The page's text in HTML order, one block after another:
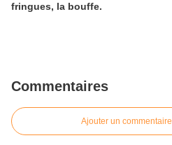
fringues, la bouffe.
Commentaires
Ajouter un commentaire